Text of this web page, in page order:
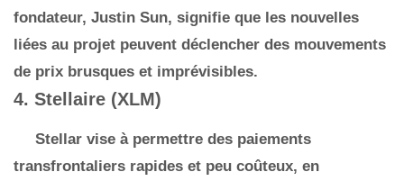
fondateur, Justin Sun, signifie que les nouvelles
liées au projet peuvent déclencher des mouvements
de prix brusques et imprévisibles.
4. Stellaire (XLM)
Stellar vise à permettre des paiements
transfrontaliers rapides et peu coûteux, en